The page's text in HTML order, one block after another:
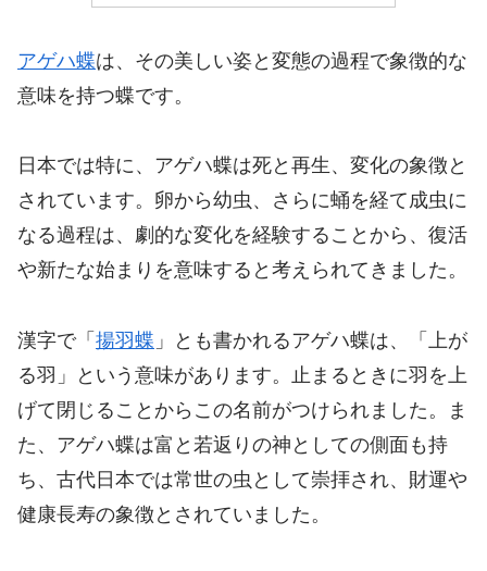
アゲハ蝶は、その美しい姿と変態の過程で象徴的な
意味を持つ蝶です。
日本では特に、アゲハ蝶は死と再生、変化の象徴と
されています。卵から幼虫、さらに蛹を経て成虫に
なる過程は、劇的な変化を経験することから、復活
や新たな始まりを意味すると考えられてきました。
漢字で「 揚羽蝶 」とも書かれるアゲハ蝶は、「上が
る羽」という意味があります。止まるときに羽を上
げて閉じることからこの名前がつけられました。ま
た、アゲハ蝶は富と若返りの神としての側面も持
ち、古代日本では常世の虫として崇拝され、財運や
健康長寿の象徴とされていました。